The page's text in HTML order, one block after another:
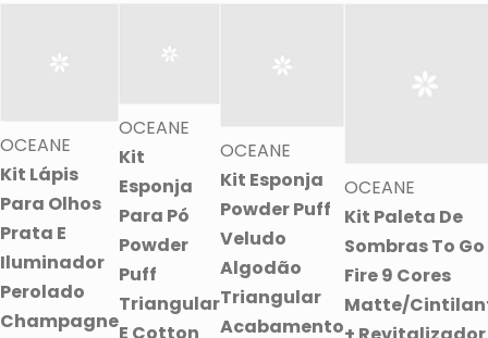
OCEANE
Kit Lápis
Para Olhos
Prata E
Iluminador
Perolado
Champagne
OCEANE
Kit
Esponja
Para Pó
Powder
Puff
Triangular
E Cotton
OCEANE
Kit Esponja
Powder Puff
Veludo
Algodão
Triangular
Acabamento
OCEANE
Kit Paleta De
Sombras To Go
Fire 9 Cores
Matte/